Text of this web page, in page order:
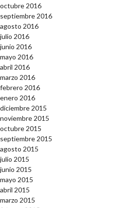
octubre 2016
septiembre 2016
agosto 2016
julio 2016
junio 2016
mayo 2016
abril 2016
marzo 2016
febrero 2016
enero 2016
diciembre 2015
noviembre 2015
octubre 2015
septiembre 2015
agosto 2015
julio 2015
junio 2015
mayo 2015
abril 2015
marzo 2015